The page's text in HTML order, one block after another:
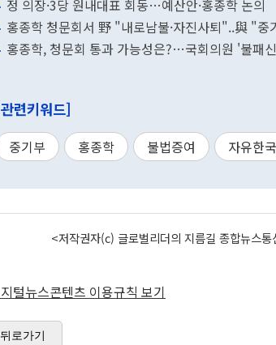
정 의장·3당 원내대표 회동…예산안·홍종학 논의
홍종학 청문회서 野 "내로남불·자진사퇴"..與 "중
홍종학, 청문회 통과 가능성은?…국회의원 '불패
련키워드]
중기부 홍종학 불법증여 자유한
<저작권자(c) 글로벌리더의 지름길 종합뉴스
털뉴스콘텐츠 이용규칙 보기
뒤로가기